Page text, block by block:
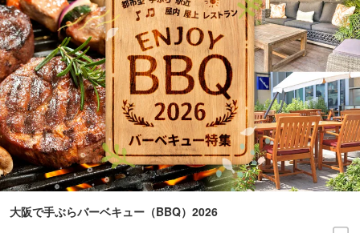
大阪で手ぶらバーベキュー（BBQ）2026